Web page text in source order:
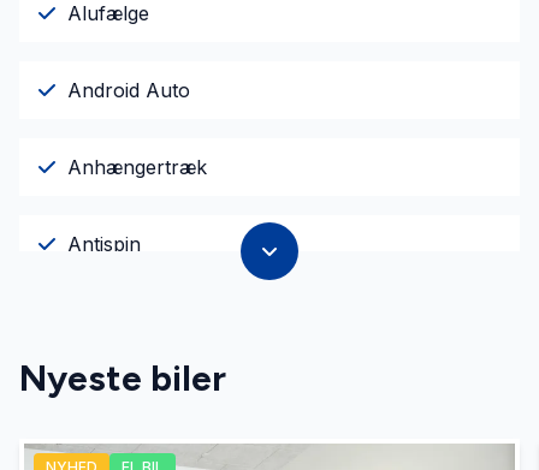
Alufælge
Android Auto
Anhængertræk
Antispin
Auto nedblændelig bakspejl
Nyeste biler